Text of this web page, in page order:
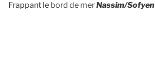
Frappant le bord de merNassim/Sofyen